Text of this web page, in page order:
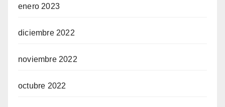
enero 2023
diciembre 2022
noviembre 2022
octubre 2022